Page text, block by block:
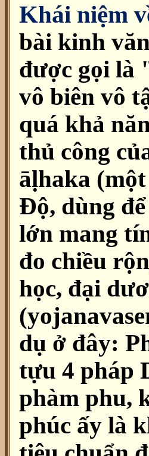
Khái niệm
bài kinh
được gọi là
vô biên vô
quá khả
thủ công
āḷhaka
Độ, dùng
lớn mang
đo chiều
học, đại
dụ ở đây:
tựu 4 pháp
phàm phu,
phúc ấy là